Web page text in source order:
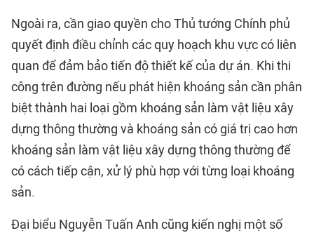
Ngoài ra, cần giao quyền cho Thủ tướng Chính phủ
quyết định điều chỉnh các quy hoạch khu vực có liên
quan để đảm bảo tiến độ thiết kế của dự án. Khi thi
công trên đường nếu phát hiện khoáng sản cần phân
biệt thành hai loại gồm khoáng sản làm vật liệu xây
dựng thông thường và khoáng sản có giá trị cao hơn
khoáng sản làm vật liệu xây dựng thông thường để
có cách tiếp cận, xử lý phù hợp với từng loại khoáng
sản.
Đại biểu Nguyễn Tuấn Anh cũng kiến nghị một số